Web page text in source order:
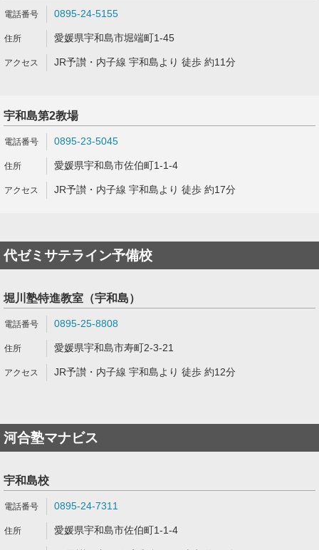
0895-24-5155
愛媛県宇和島市堀端町1-45
JR予讃・内子線 宇和島より 徒歩 約11分
宇和島第2教場
0895-23-5045
愛媛県宇和島市佐伯町1-1-4
JR予讃・内子線 宇和島より 徒歩 約17分
代ゼミサテライン予備校
堀川塾特進教室（宇和島）
0895-25-8808
愛媛県宇和島市寿町2-3-21
JR予讃・内子線 宇和島より 徒歩 約12分
河合塾マナビス
宇和島校
0895-24-7311
愛媛県宇和島市佐伯町1-1-4